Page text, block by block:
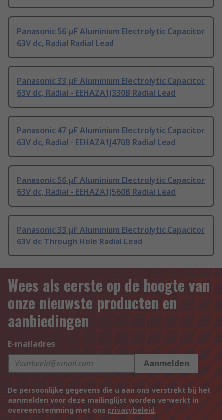
Panasonic 56 μF Aluminium Electrolytic Capacitor
63V dc, Radial Radial Lead
Panasonic 33 μF Aluminium Electrolytic Capacitor
63V dc, Radial - EEHAZA1J330B Radial Lead
Panasonic 47 μF Aluminium Electrolytic Capacitor
63V dc, Radial - EEHAZA1J470B Radial Lead
Panasonic 56 μF Aluminium Electrolytic Capacitor
63V dc, Radial - EEHAZA1J560B Radial Lead
Panasonic 33 μF Aluminium Electrolytic Capacitor
63V dc Through Hole Radial Lead
Wees als eerste op de hoogte van
onze nieuwste producten en
aanbiedingen
E-mailadres
Aanmelden
De persoonlijke gegevens die u aan ons verstrekt bij het
aanmelden voor deze mailinglijst worden verwerkt in
overeenstemming met ons privacybeleid.